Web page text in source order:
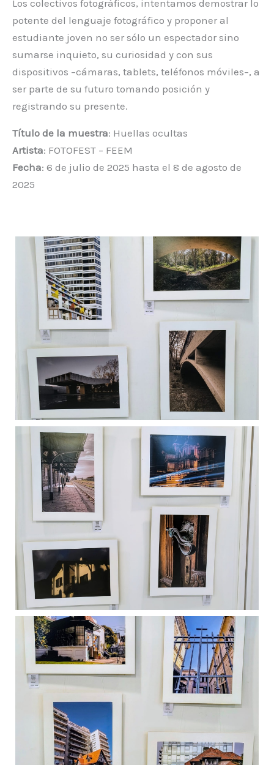
Los colectivos fotográficos, intentamos demostrar lo
potente del lenguaje fotográfico y proponer al
estudiante joven no ser sólo un espectador sino
sumarse inquieto, su curiosidad y con sus
dispositivos –cámaras, tablets, teléfonos móviles–, a
ser parte de su futuro tomando posición y
registrando su presente.
Título de la muestra: Huellas ocultas
Artista: FOTOFEST – FEEM
Fecha: 6 de julio de 2025 hasta el 8 de agosto de
2025